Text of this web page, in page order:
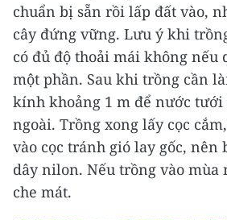
chuẩn bị sẵn rồi lấp đất vào,
cây đứng vững. Lưu ý khi
có đủ độ thoải mái không nếu
một phần. Sau khi trồng cần
kính khoảng 1 m để nước tưới
ngoài. Trồng xong lấy cọc
vào cọc tránh gió lay gốc, nên
dây nilon. Nếu trồng vào mùa
che mát.